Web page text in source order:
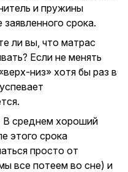
и пружины
срока.
ли вы, что матрас
Если не менять
низ» хотя бы раз в
В среднем хороший
этого срока
просто от
все потеем во сне) и